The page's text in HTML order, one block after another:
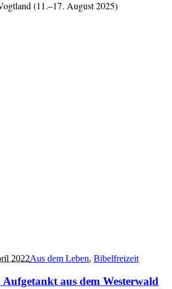
(11.–17. August 2025)
2022Aus dem Leben, Bibelfreizeit
aus dem Westerwald